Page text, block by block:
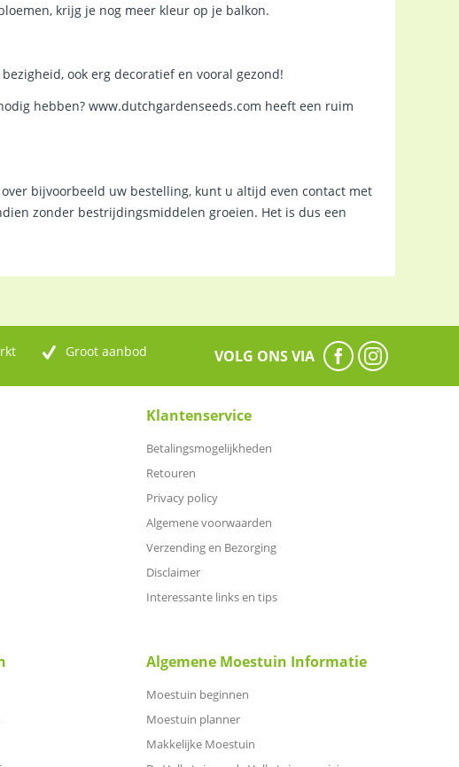
krijg je nog meer kleur op je balkon.
ook erg decoratief en vooral gezond!
hebben? www.dutchgardenseeds.com heeft een ruim
bijvoorbeeld uw bestelling, kunt u altijd even contact met
zonder bestrijdingsmiddelen groeien. Het is dus een
Groot aanbod VOLG ONS VIA
Klantenservice
Betalingsmogelijkheden
Retouren
Privacy policy
Algemene voorwaarden
Verzending en Bezorging
Disclaimer
Interessante links en tips
Algemene Moestuin Informatie
Moestuin beginnen
Moestuin planner
Makkelijke Moestuin